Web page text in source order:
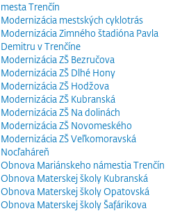
mesta Trenčín
Modernizácia mestských cyklotrás
Modernizácia Zimného štadióna Pavla
Demitru v Trenčíne
Modernizácia ZŠ Bezručova
Modernizácia ZŠ Dlhé Hony
Modernizácia ZŠ Hodžova
Modernizácia ZŠ Kubranská
Modernizácia ZŠ Na dolinách
Modernizácia ZŠ Novomeského
Modernizácia ZŠ Veľkomoravská
Nocľaháreň
Obnova Mariánskeho námestia Trenčín
Obnova Materskej školy Kubranská
Obnova Materskej školy Opatovská
Obnova Materskej školy Šafárikova